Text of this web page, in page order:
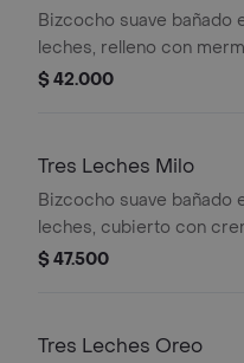
Bizcocho suave bañado
leches, relleno con
fresa y arequipe,
$ 42.000
Tres Leches Milo
Bizcocho suave bañado
leches, cubierto con
mezclada con milo y
fanáticos del sabor
$ 47.500
Tres Leches Oreo